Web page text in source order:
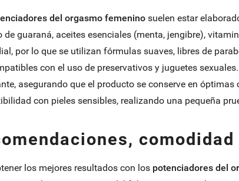
del orgasmo femeninosuelen estar
de guaraná, aceites esenciales (menta, jengibre),
por lo que se utilizan fórmulas suaves, libres de
con el uso de preservativos y juguetes
asegurando que el producto se conserve en
con pieles sensibles, realizando una pequeña
los mejores resultados con los potenciadores del